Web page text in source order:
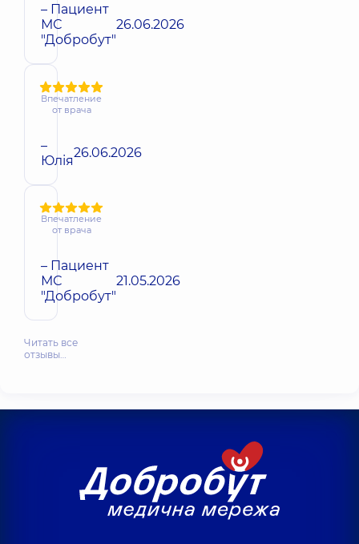
– Пациент
МС
"Добробут"
26.06.2026
Впечатление
от врача
–
Юлія26.06.2026
Впечатление
от врача
– Пациент
МС
"Добробут"
21.05.2026
Читать все
отзывы…